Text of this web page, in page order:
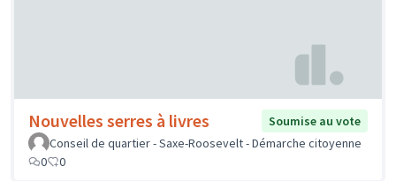
Nouvelles serres à livres
Soumise au vote
Conseil de quartier - Saxe-Roosevelt - Démarche citoyenne
0
0